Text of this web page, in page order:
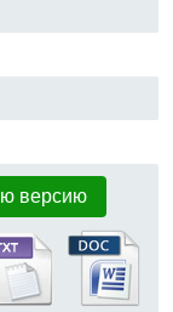
версию